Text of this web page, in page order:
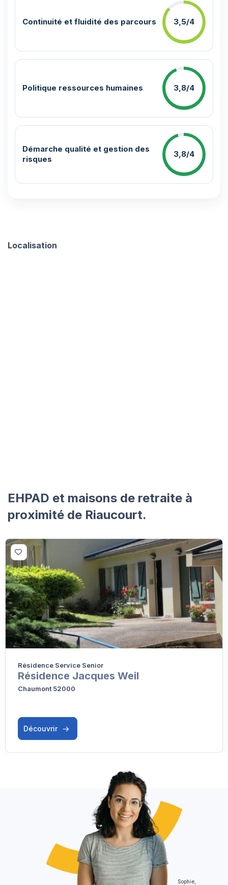
Continuité et fluidité des parcours 3,5/4
Politique ressources humaines 3,8/4
Démarche qualité et gestion des
risques
3,8/4
Localisation
EHPAD et maisons de retraite à
proximité de Riaucourt.
Résidence Service Senior
Résidence Jacques Weil
Chaumont 52000
Découvrir
Sophie,